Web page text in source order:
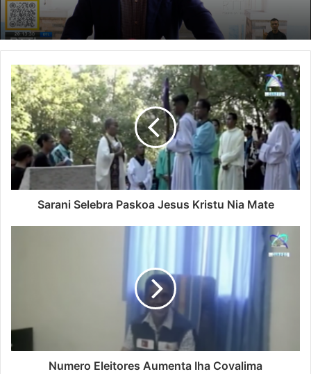
Sarani Selebra Paskoa Jesus Kristu Nia Mate
Numero Eleitores Aumenta Iha Covalima